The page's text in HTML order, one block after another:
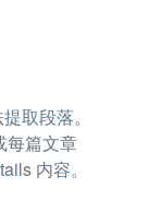
取段落。
每篇文章
内容。